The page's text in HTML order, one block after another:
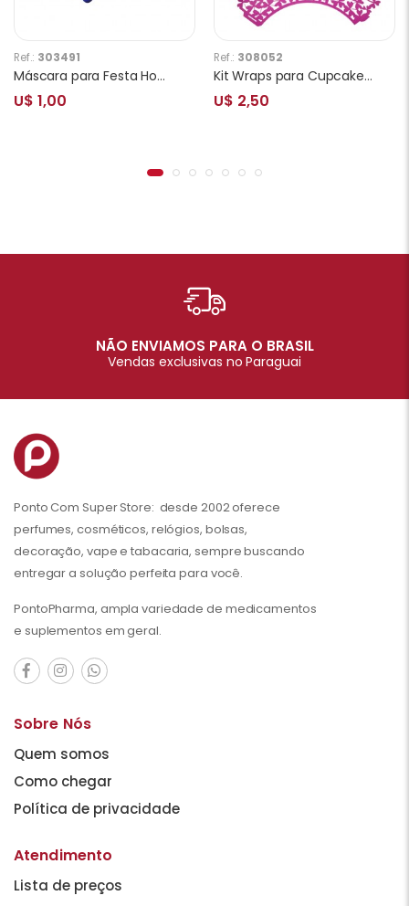
Ref.: 303491
Máscara para Festa Homem Aranha 10 Unidades
U$ 1,00
Ref.: 308052
Kit Wraps para Cupcakes Trevo W08 Lilás 25pcs
U$ 2,50
NÃO ENVIAMOS PARA O BRASIL
Vendas exclusivas no Paraguai
Ponto Com Super Store: desde 2002 oferece
perfumes, cosméticos, relógios, bolsas,
decoração, vape e tabacaria, sempre buscando
entregar a solução perfeita para você.
PontoPharma, ampla variedade de medicamentos
e suplementos em geral.
Sobre Nós
Quem somos
Como chegar
Política de privacidade
Atendimento
Lista de preços